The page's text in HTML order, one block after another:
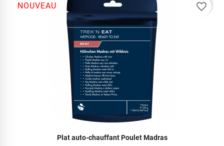
NOUVEAU
Plat auto-chauffant Poulet Madras
favorite_border